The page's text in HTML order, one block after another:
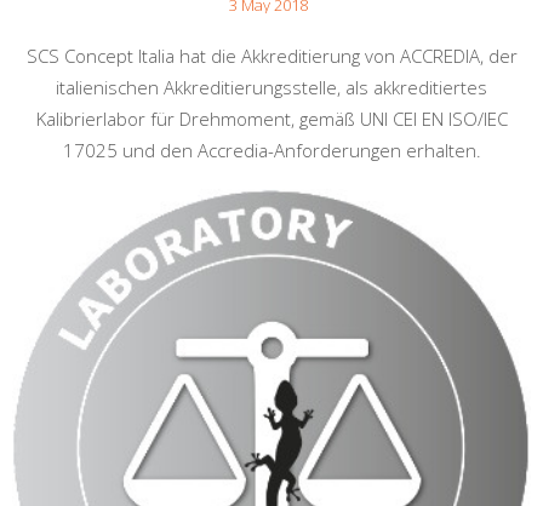
3 May 2018
SCS Concept Italia hat die Akkreditierung von ACCREDIA, der
italienischen Akkreditierungsstelle, als akkreditiertes
Kalibrierlabor für Drehmoment, gemäß UNI CEI EN ISO/IEC
17025 und den Accredia-Anforderungen erhalten.